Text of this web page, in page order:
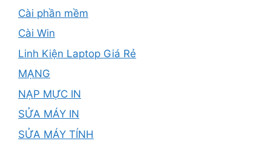
Cài phần mềm
Cài Win
Linh Kiện Laptop Giá Rẻ
MẠNG
NẠP MỰC IN
SỬA MÁY IN
SỬA MÁY TÍNH